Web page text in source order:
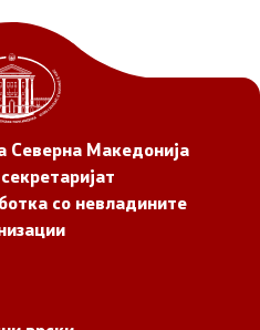
од седниците на
Северна Македонија
со невладините